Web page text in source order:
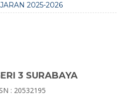
2025-2026
3 SURABAYA
: 20532195